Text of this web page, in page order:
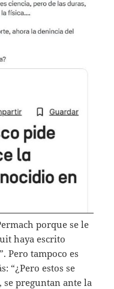
porque se le
haya escrito
Pero tampoco es
“¿Pero estos se
se preguntan ante la